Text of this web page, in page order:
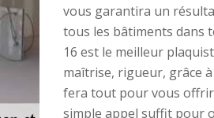
vous garantira un
tous les bâtiments dans
16 est le meilleur
maîtrise, rigueur, grâce
fera tout pour vous offrir
simple appel suffit pour